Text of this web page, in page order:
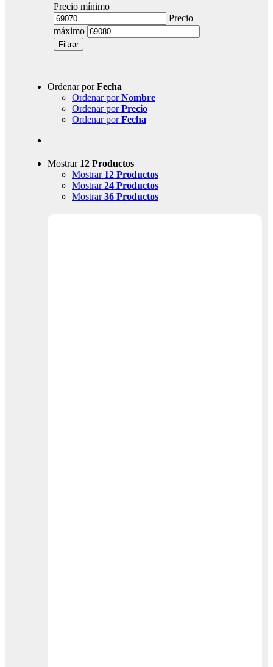
Precio mínimo
Precio
máximo
Filtrar
Ordenar porFecha
Ordenar porNombre
Ordenar porPrecio
Ordenar porFecha
Mostrar 12 Productos
Mostrar 12 Productos
Mostrar24 Productos
Mostrar36 Productos